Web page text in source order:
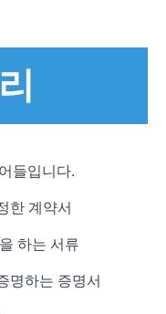
들입니다.
한 계약서
하는 서류
명하는 증명서